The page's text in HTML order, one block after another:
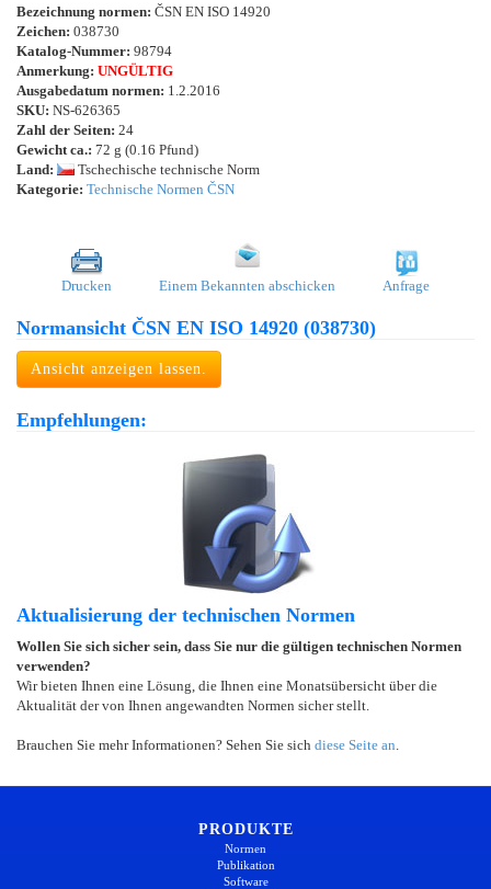
Bezeichnung normen: ČSN EN ISO 14920
Zeichen: 038730
Katalog-Nummer: 98794
Anmerkung: UNGÜLTIG
Ausgabedatum normen: 1.2.2016
SKU: NS-626365
Zahl der Seiten: 24
Gewicht ca.: 72 g (0.16 Pfund)
Land:
Tschechische technische Norm
Kategorie: Technische Normen ČSN
Drucken Einem Bekannten abschicken Anfrage
Normansicht ČSN EN ISO 14920 (038730)
Ansicht anzeigen lassen.
Empfehlungen:
Aktualisierung der technischen Normen
Wollen Sie sich sicher sein, dass Sie nur die gültigen technischen Normen
verwenden?
Wir bieten Ihnen eine Lösung, die Ihnen eine Monatsübersicht über die
Aktualität der von Ihnen angewandten Normen sicher stellt.
Brauchen Sie mehr Informationen? Sehen Sie sich diese Seite an
PRODUKTE
Normen
Publikation
Software